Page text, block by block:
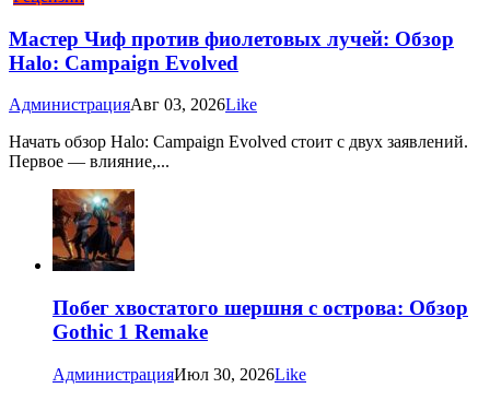
Мастер Чиф против фиолетовых лучей: Обзор
Halo: Campaign Evolved
АдминистрацияАвг 03, 2026Like
Начать обзор Halo: Campaign Evolved стоит с двух заявлений.
Первое — влияние,...
Побег хвостатого шершня с острова: Обзор
Gothic 1 Remake
АдминистрацияИюл 30, 2026Like